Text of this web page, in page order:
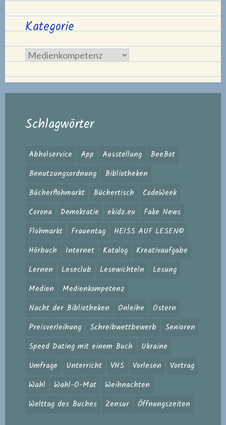
Kategorie
Kategorie
Schlagwörter
Abholservice App Ausstellung
BeeBot
Benutzungsordnung
Bibliotheken
Bücherflohmarkt
Büchertisch
CodeWeek
Corona
Demokratie ekidz.eu
Fake News
Flohmarkt
Frauentag
HEISS AUF LESEN©
Hörbuch
Internet Katalog
Kreativaufgabe
Lernen
Leseclub Lesewichteln
Lesung
Medien
Medienkompetenz
Nacht der Bibliotheken
Onleihe
Ostern
Preisverleihung
Schreibwettbewerb
Senioren
Speed Dating mit einem Buch
Ukraine
Umfrage
Unterricht VHS Vorlesen
Vortrag
Wahl
Wahl-O-Mat
Weihnachten
Welttag des Buches
Zensur Öffnungszeiten